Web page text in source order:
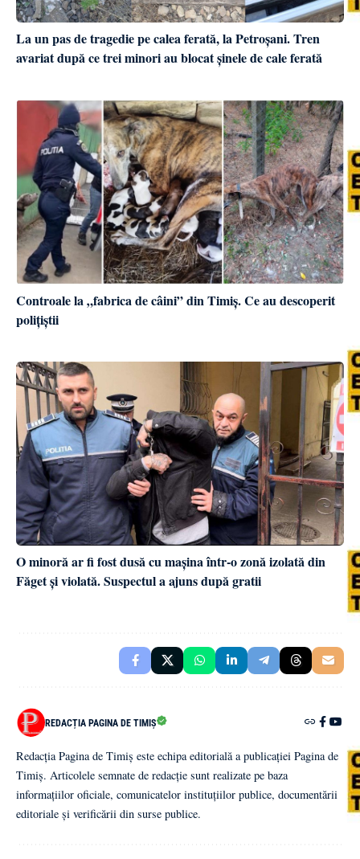
La un pas de tragedie pe calea ferată, la Petroșani. Tren
avariat după ce trei minori au blocat șinele de cale ferată
Controale la „fabrica de câini” din Timiș. Ce au descoperit
polițiștii
O minoră ar fi fost dusă cu mașina într-o zonă izolată din
Făget și violată. Suspectul a ajuns după gratii
REDACȚIA PAGINA DE TIMIȘ
Redacția Pagina de Timiș este echipa editorială a publicației Pagina de
Timiș. Articolele semnate de redacție sunt realizate pe baza
informațiilor oficiale, comunicatelor instituțiilor publice, documentării
editoriale și verificării din surse publice.